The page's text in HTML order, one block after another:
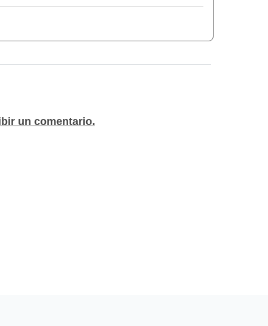
la fórmula original, todos están
para asegurarse de que sean
de 110 g
durante semanas. Incluye: 3 Rosas
un comentario.